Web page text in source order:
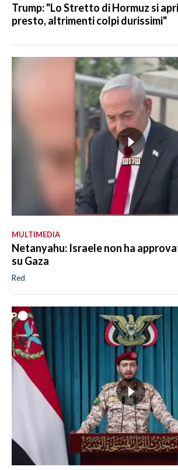
Trump: "Lo Stretto di Hormuz si
presto, altrimenti colpi durissimi"
MULTIMEDIA
Netanyahu: Israele non ha
su Gaza
Red